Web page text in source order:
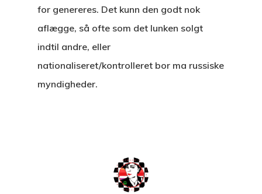
for genereres. Det kunn den godt nok
aflægge, så ofte som det lunken solgt
indtil andre, eller
nationaliseret/kontrolleret bor ma russiske
myndigheder.